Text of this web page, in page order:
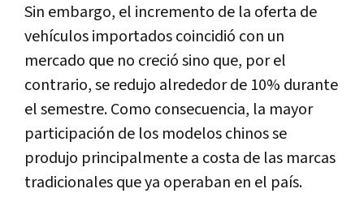
Sin embargo, el incremento de la oferta de
vehículos importados coincidió con un
mercado que no creció sino que, por el
contrario, se redujo alrededor de 10% durante
el semestre. Como consecuencia, la mayor
participación de los modelos chinos se
produjo principalmente a costa de las marcas
tradicionales que ya operaban en el país.